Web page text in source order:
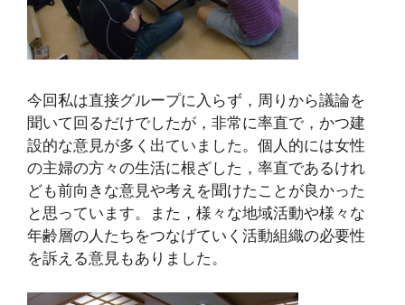
今回私は直接グループに入らず，周りから議論を
聞いて回るだけでしたが，非常に率直で，かつ建
設的な意見が多く出ていました。個人的には女性
の主婦の方々の生活に根ざした，率直であるけれ
ども前向きな意見や考えを聞けたことが良かった
と思っています。また，様々な地域活動や様々な
年齢層の人たちをつなげていく活動組織の必要性
を訴える意見もありました。